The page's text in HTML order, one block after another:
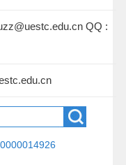
QQ :
0000014926